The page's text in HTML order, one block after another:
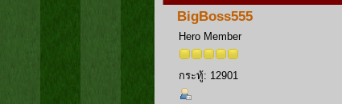
BigBoss555
Hero Member
กระทู้: 12901